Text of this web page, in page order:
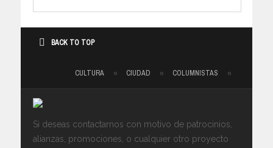
BACK TO TOP
CULTURA CIUDAD COLUMNISTAS
Si deseas contactarnos con motivo de patrocinios,
alianzas, promociones, o cualquier otro proyecto